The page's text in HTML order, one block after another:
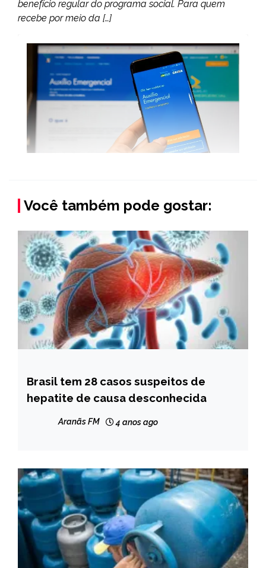
benefício regular do programa social. Para quem
recebe por meio da […]
Você também pode gostar:
BRASIL
MINAS
Brasil tem 28 casos suspeitos de
hepatite de causa desconhecida
Aranãs FM 4 anos ago